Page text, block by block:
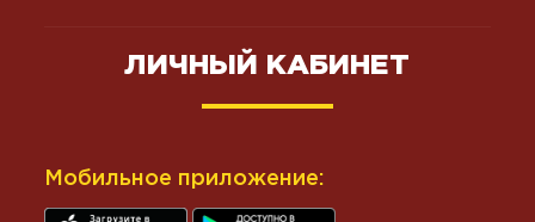
ЛИЧНЫЙ КАБИНЕТ
Мобильное приложение: